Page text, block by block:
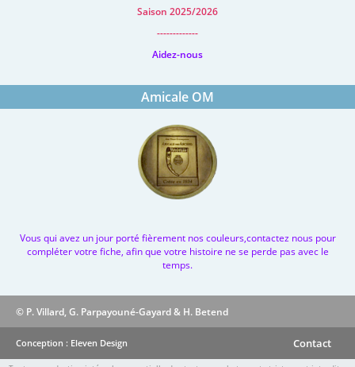
Saison 2025/2026
-------------
Aidez-nous
Amicale OM
Vous qui avez un jour porté fièrement nos couleurs,contactez nous pour
compléter votre fiche, afin que votre histoire ne se perde pas avec le
temps.
© P. Villard, G. Parpayouné-Gayard & H. Betend
Conception : Eleven Design Contact